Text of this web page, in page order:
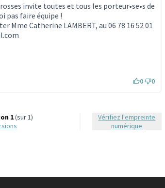
invite toutes et tous les porteur•se•s de
pas faire équipe !
Catherine LAMBERT, au 06 78 16 52 01
0 0
1(sur 1)
Vérifiez l'empreinte
numérique